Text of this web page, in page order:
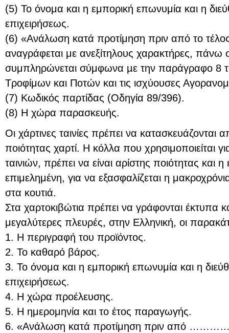
(5) Το όνομα και η εμπορική επωνυμία και η
επιχειρήσεως.
(6) «Ανάλωση κατά προτίμηση πριν από το
αναγράφεται με ανεξίτηλους χαρακτήρες, πάνω
συμπληρώνεται σύμφωνα µε την παράγραφο 8
Τροφίμων και Ποτών και τις ισχύουσες
(7) Κωδικός παρτίδας (Οδηγία 89/396).
(8) Η χώρα παρασκευής.
Οι χάρτινες ταινίες πρέπει να κατασκευάζονται
ποιότητας χαρτί. Η κόλλα που χρησιμοποιείται
ταινιών, πρέπει να είναι αρίστης ποιότητας και
επιμελημένη, για να εξασφαλίζεται η
στα κουτιά.
Στα χαρτοκιβώτια πρέπει να γράφονται έκτυπα
μεγαλύτερες πλευρές, στην Ελληνική, οι
1. Η περιγραφή του προϊόντος.
2. Το καθαρό βάρος.
3. Το όνομα και η εμπορική επωνυμία και η
επιχειρήσεως.
4. Η χώρα προέλευσης.
5. Η ημερομηνία και το έτος παραγωγής.
6. «Ανάλωση κατά προτίμηση πριν από